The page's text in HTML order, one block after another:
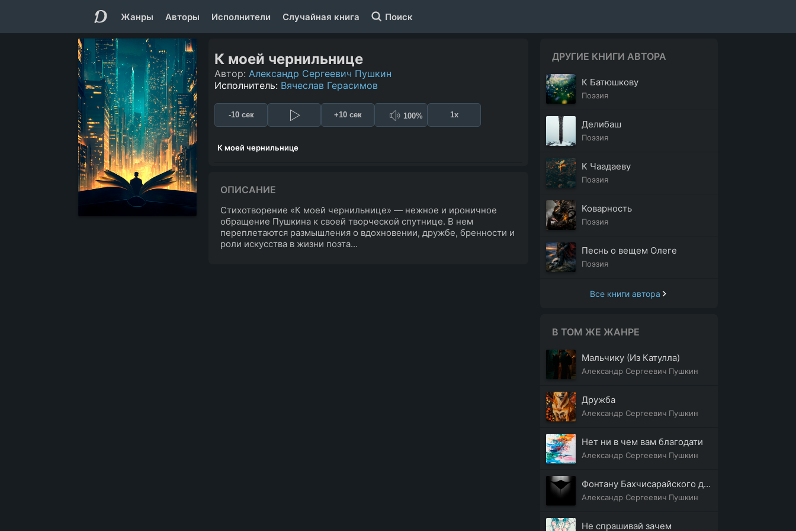
Жанры Авторы Исполнители Случайная книга Поиск
К моей чернильнице
Автор: Александр Сергеевич Пушкин
Исполнитель: Вячеслав Герасимов
-10 сек +10 сек 100% 1x
К моей чернильнице
ОПИСАНИЕ
Стихотворение «К моей чернильнице» — нежное и ироничное
обращение Пушкина к своей творческой спутнице. В нем
переплетаются размышления о вдохновении, дружбе, бренности и
роли искусства в жизни поэта...
ДРУГИЕ КНИГИ АВТОРА
К Батюшкову
Поэзия
Делибаш
Поэзия
К Чаадаеву
Поэзия
Коварность
Поэзия
Песнь о вещем Олеге
Поэзия
Все книги автора
В ТОМ ЖЕ ЖАНРЕ
Мальчику (Из Катулла)
Александр Сергеевич Пушкин
Дружба
Александр Сергеевич Пушкин
Нет ни в чем вам благодати
Александр Сергеевич Пушкин
Фонтану Бахчисарайского дворца
Александр Сергеевич Пушкин
Не спрашивай зачем